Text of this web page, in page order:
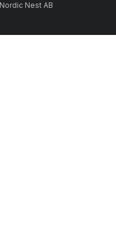
Nest AB